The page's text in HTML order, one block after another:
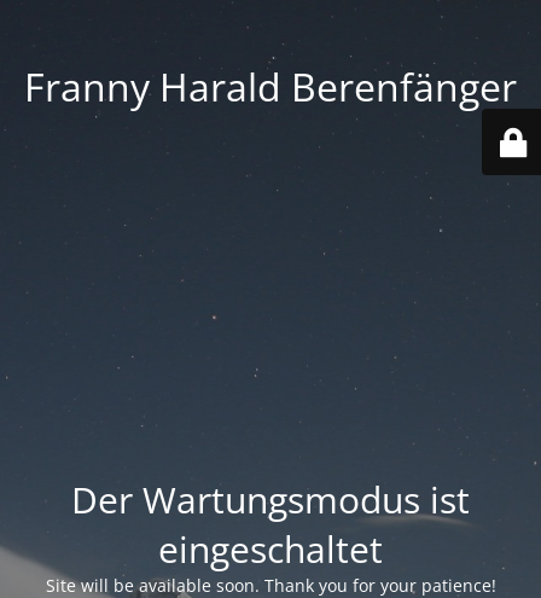
Franny Harald Berenfänger
Der Wartungsmodus ist
eingeschaltet
Site will be available soon. Thank you for your patience!